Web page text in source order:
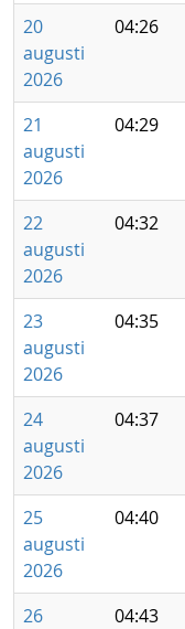
20
augusti
2026
04:26
21
augusti
2026
04:29
22
augusti
2026
04:32
23
augusti
2026
04:35
24
augusti
2026
04:37
25
augusti
2026
04:40
26
04:43